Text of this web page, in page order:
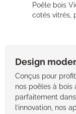
Poêle bois
cotés vitrés,
Design
Conçus pour
nos poêles à bois
parfaitement
l’innovation, nos